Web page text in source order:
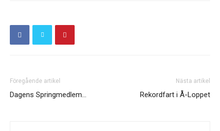
Föregående artikel
Dagens Springmedlem…
Nästa artikel
Rekordfart i Å-Loppet